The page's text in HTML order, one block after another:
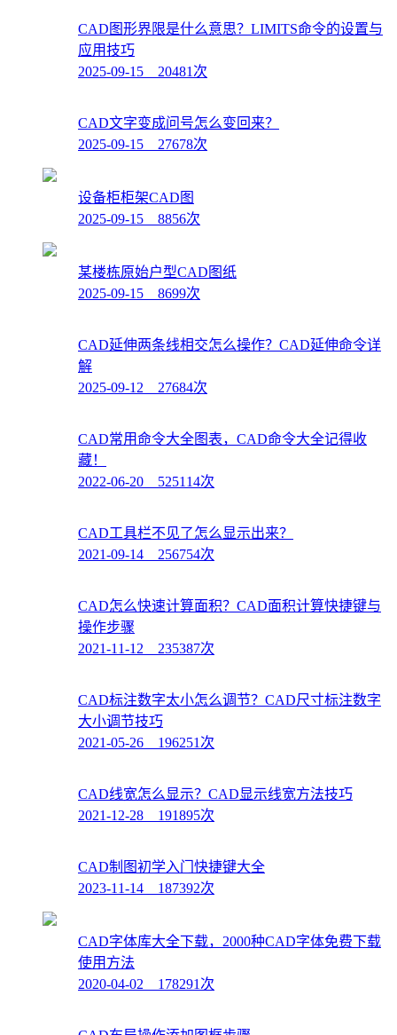
CAD图形界限是什么意思？LIMITS命令的设置与
应用技巧
2025-09-15 20481次
CAD文字变成问号怎么变回来？
2025-09-15 27678次
设备柜柜架CAD图
2025-09-15 8856次
某楼栋原始户型CAD图纸
2025-09-15 8699次
CAD延伸两条线相交怎么操作？CAD延伸命令详
解
2025-09-12 27684次
CAD常用命令大全图表，CAD命令大全记得收
藏！
2022-06-20 525114次
CAD工具栏不见了怎么显示出来？
2021-09-14 256754次
CAD怎么快速计算面积？CAD面积计算快捷键与
操作步骤
2021-11-12 235387次
CAD标注数字太小怎么调节？CAD尺寸标注数字
大小调节技巧
2021-05-26 196251次
CAD线宽怎么显示？CAD显示线宽方法技巧
2021-12-28 191895次
CAD制图初学入门快捷键大全
2023-11-14 187392次
CAD字体库大全下载，2000种CAD字体免费下载
使用方法
2020-04-02 178291次